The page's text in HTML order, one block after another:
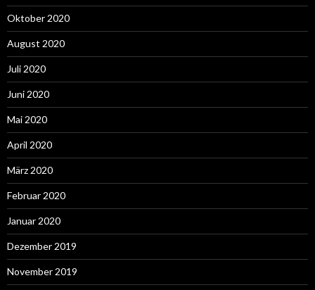
Oktober 2020
August 2020
Juli 2020
Juni 2020
Mai 2020
April 2020
März 2020
Februar 2020
Januar 2020
Dezember 2019
November 2019